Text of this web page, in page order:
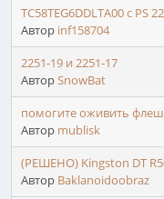
TC58TEG6DDLTA00 с PS
Автор inf158704
2251-19 и 2251-17
АвторSnowBat
помогите оживить
Автор mublisk
(РЕШЕНО) Kingston DT
Автор Baklanoidoobraz